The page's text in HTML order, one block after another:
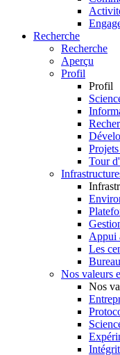
Recherche
Recherche
Aperçu
Profil
Profil
Tour
Appui
Les
Nos valeurs
Nos